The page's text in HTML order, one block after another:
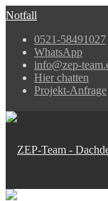
Notfall
0521-58491027
WhatsApp
info@zep-
Hier chatten
Projekt-Anfrage